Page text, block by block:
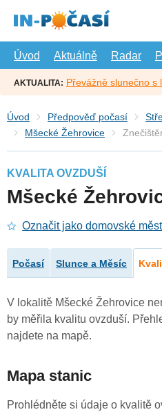
hlavní
Úvod
Aktuálně Radar
AKTUALITA: Převážně slunečno s
Úvod Předpověď počasí
Mšecké Žehrovice
KVALITA OVZDUŠÍ
Mšecké
Označit jako domovské
Počasí Slunce a Měsíc
V lokalitě Mšecké Žehrovice
by měřila kvalitu ovzduší.
najdete na mapě.
Mapa stanic
Prohlédněte si údaje o kvalitě